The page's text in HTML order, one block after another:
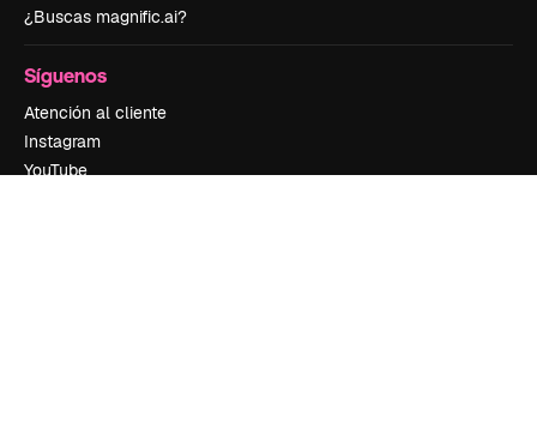
¿Buscas magnific.ai?
Síguenos
Atención al cliente
Instagram
YouTube